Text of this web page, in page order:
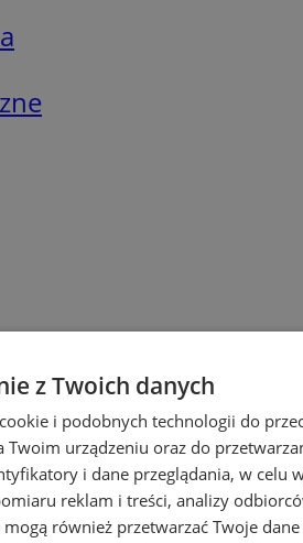
z Twoich danych
i podobnych technologii do
urządzeniu oraz do
i dane przeglądania, w celu
reklam i treści, analizy
mogą również przetwarzać Twoje